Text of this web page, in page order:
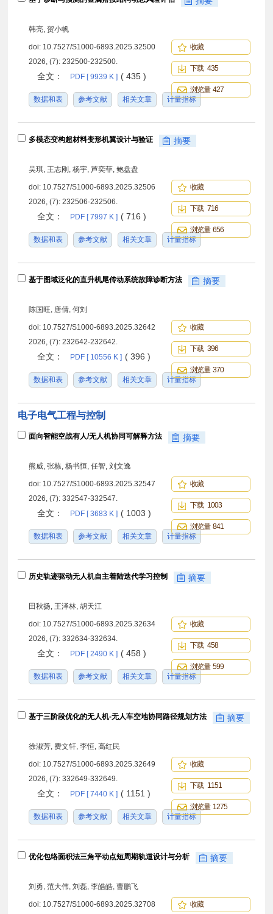
韩亮, 贺小帆
doi: 10.7527/S1000-6893.2025.32500
2026, (7): 232500-232500.
全文： PDF [ 9939 K ] ( 435 )
数据和表 参考文献 相关文章 计量指标
收藏
下载 435
浏览量 427
多模态变构超材料变形机翼设计与验证 摘要
吴琪, 王志刚, 杨宇, 芦奕菲, 鲍盘盘
doi: 10.7527/S1000-6893.2025.32506
2026, (7): 232506-232506.
全文： PDF [ 7997 K ] ( 716 )
数据和表 参考文献 相关文章 计量指标
收藏
下载 716
浏览量 656
基于图域泛化的直升机尾传动系统故障诊断方法 摘要
陈国旺, 唐倩, 何刘
doi: 10.7527/S1000-6893.2025.32642
2026, (7): 232642-232642.
全文： PDF [ 10556 K ] ( 396 )
数据和表 参考文献 相关文章 计量指标
收藏
下载 396
浏览量 370
电子电气工程与控制
面向智能空战有人/无人机协同可解释方法 摘要
熊威, 张栋, 杨书恒, 任智, 刘文逸
doi: 10.7527/S1000-6893.2025.32547
2026, (7): 332547-332547.
全文： PDF [ 3683 K ] ( 1003 )
数据和表 参考文献 相关文章 计量指标
收藏
下载 1003
浏览量 841
历史轨迹驱动无人机自主着陆迭代学习控制 摘要
田秋扬, 王泽林, 胡天江
doi: 10.7527/S1000-6893.2025.32634
2026, (7): 332634-332634.
全文： PDF [ 2490 K ] ( 458 )
数据和表 参考文献 相关文章 计量指标
收藏
下载 458
浏览量 599
基于三阶段优化的无人机-无人车空地协同路径规划方法 摘要
徐淑芳, 费文轩, 李恒, 高红民
doi: 10.7527/S1000-6893.2025.32649
2026, (7): 332649-332649.
全文： PDF [ 7440 K ] ( 1151 )
数据和表 参考文献 相关文章 计量指标
收藏
下载 1151
浏览量 1275
优化包络面积法三角平动点短周期轨道设计与分析 摘要
刘勇, 范大伟, 刘磊, 李皓皓, 曹鹏飞
doi: 10.7527/S1000-6893.2025.32708
收藏